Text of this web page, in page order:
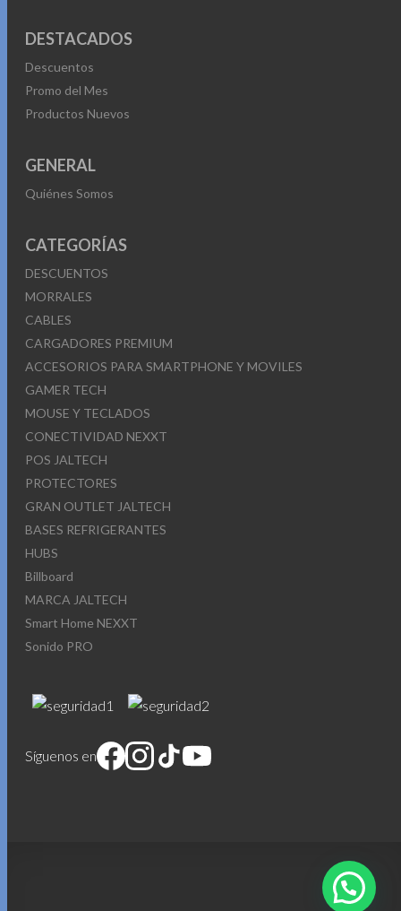
DESTACADOS
Descuentos
Promo del Mes
Productos Nuevos
GENERAL
Quiénes Somos
CATEGORÍAS
DESCUENTOS
MORRALES
CABLES
CARGADORES PREMIUM
ACCESORIOS PARA SMARTPHONE Y MOVILES
GAMER TECH
MOUSE Y TECLADOS
CONECTIVIDAD NEXXT
POS JALTECH
PROTECTORES
GRAN OUTLET JALTECH
BASES REFRIGERANTES
HUBS
Billboard
MARCA JALTECH
Smart Home NEXXT
Sonido PRO
Síguenos en